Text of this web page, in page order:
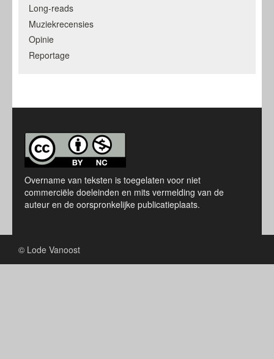
Long-reads
Muziekrecensies
Opinie
Reportage
Overname van teksten is toegelaten voor niet
commerciële doeleinden en mits vermelding van de
auteur en de oorspronkelijke publicatieplaats.
© Lode Vanoost